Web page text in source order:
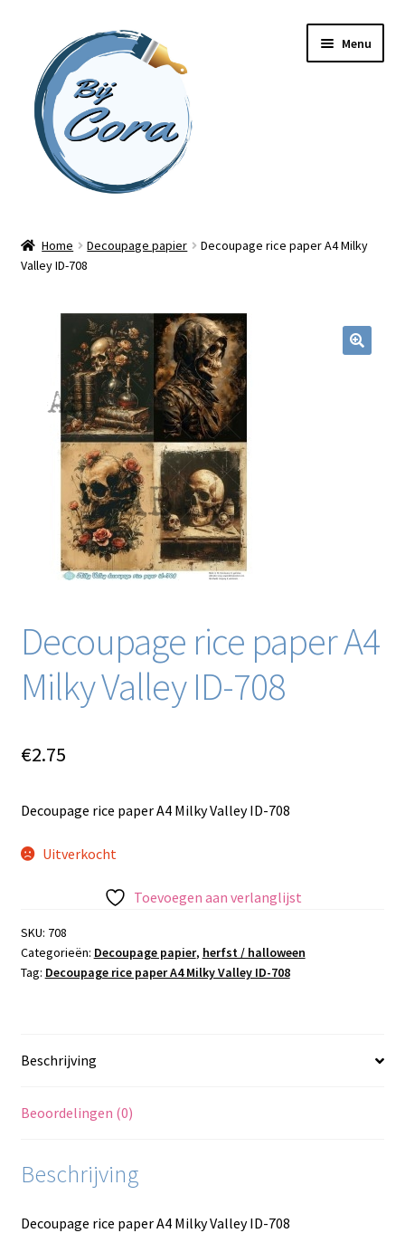
naar
navigatie
inhoud
Menu
Workshops
Online cursussen
Blog / DIY / Tutorials
Over mij
Contact
Home Decoupage papier
Decoupage rice paper A4 Milky
Valley ID-708
Decoupage rice paper A4
Milky Valley ID-708
€2.75
Decoupage rice paper A4 Milky Valley ID-708
Uitverkocht
Toevoegen aan verlanglijst
SKU: 708
Categorieën: Decoupage papier, herfst / halloween
Tag: Decoupage rice paper A4 Milky Valley ID-708
Beschrijving
Beoordelingen (0)
Beschrijving
Decoupage rice paper A4 Milky Valley ID-708